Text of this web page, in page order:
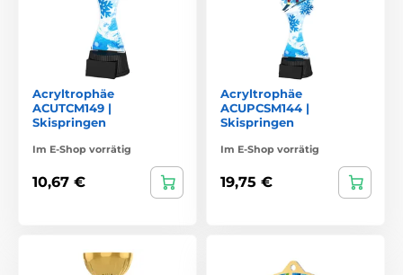
Acryltrophäe
ACUTCM149 |
Skispringen
Im E-Shop vorrätig
10,67 €
Acryltrophäe
ACUPCSM144 |
Skispringen
Im E-Shop vorrätig
19,75 €